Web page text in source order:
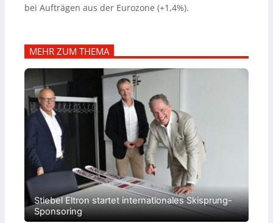
bei Aufträgen aus der Eurozone (+1,4%).
MEHR ZUM THEMA
Stiebel Eltron startet internationales Skisprung-
Sponsoring